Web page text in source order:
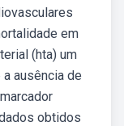
em
(hta) um
ausência de
obtidos